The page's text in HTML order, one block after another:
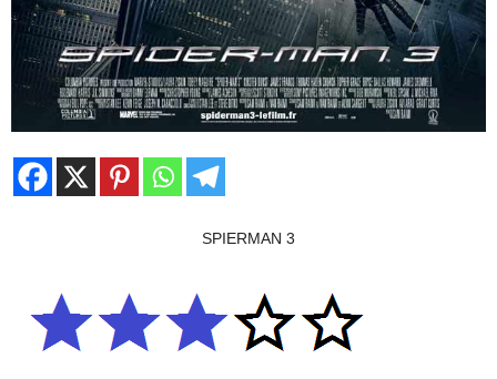
SPIERMAN 3